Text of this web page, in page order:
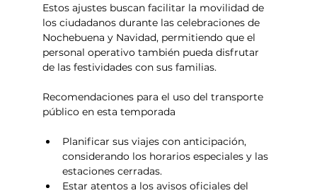
Estos ajustes buscan facilitar la movilidad de
los ciudadanos durante las celebraciones de
Nochebuena y Navidad, permitiendo que el
personal operativo también pueda disfrutar
de las festividades con sus familias.
Recomendaciones para el uso del transporte
público en esta temporada
Planificar sus viajes con anticipación,
considerando los horarios especiales y las
estaciones cerradas.
Estar atentos a los avisos oficiales del